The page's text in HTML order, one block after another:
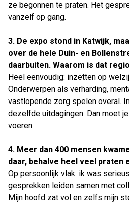
ze begonnen te praten. Het
vanzelf op gang.
3. De expo stond in Katwijk,
over de hele Duin- en
daarbuiten. Waarom is dat
Heel eenvoudig: inzetten op
Onderwerpen als verharding,
vastlopende zorg spelen overal.
dezelfde uitdagingen. Dan moet
voeren.
4. Meer dan 400 mensen
daar, behalve heel veel praten
Op persoonlijk vlak: ik was
gesprekken leiden samen met
Mijn hoofd zat vol en zelfs mijn